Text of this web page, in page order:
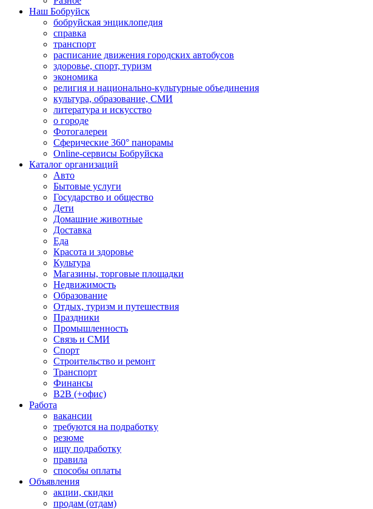
Наш Бобруйск
бобруйская энциклопедия
справка
транспорт
расписание движения городских автобусов
здоровье, спорт, туризм
экономика
религия и национально-культурные объединения
культура, образование, СМИ
литература и искусство
о городе
Фотогалереи
Сферические 360° панорамы
Online-сервисы Бобруйска
Каталог организаций
Авто
Бытовые услуги
Государство и общество
Дети
Домашние животные
Доставка
Еда
Красота и здоровье
Культура
Магазины, торговые площадки
Недвижимость
Образование
Отдых, туризм и путешествия
Праздники
Промышленность
Связь и СМИ
Спорт
Строительство и ремонт
Транспорт
Финансы
B2B (+офис)
Работа
вакансии
требуются на подработку
резюме
ищу подработку
правила
способы оплаты
Объявления
акции, скидки
продам (отдам)